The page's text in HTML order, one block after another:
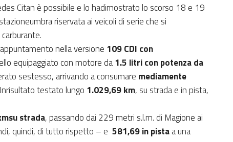
Citan è possibile e lo hadimostrato lo scorso 18 e 19
riservata ai veicoli di serie che si
nella versione 109 CDI con
equipaggiato con motore da1.5 litri con potenza da
sestesso, arrivando a consumare mediamente
testato lungo 1.029,69 km, su strada e in pista,
strada, passando dai 229 metri s.l.m. di Magione ai
quindi, di tutto rispetto – e 581,69 in pistaa una